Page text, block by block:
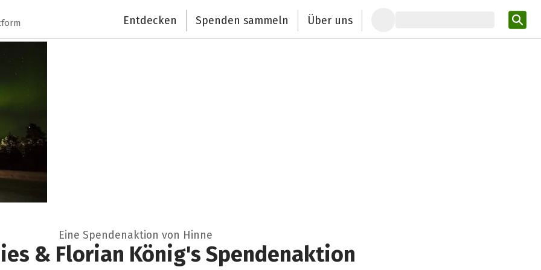
Entdecken Spenden sammeln Über uns
Eine Spendenaktion von Hinne
& Florian König's Spendenaktion